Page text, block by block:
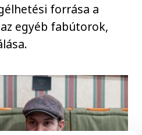
forrása a
egyéb fabútorok,